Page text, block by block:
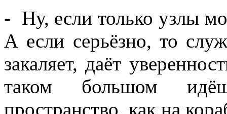
- Ну, если только узлы
А если серьёзно, то
закаляет, даёт
таком большом
пространство, как на